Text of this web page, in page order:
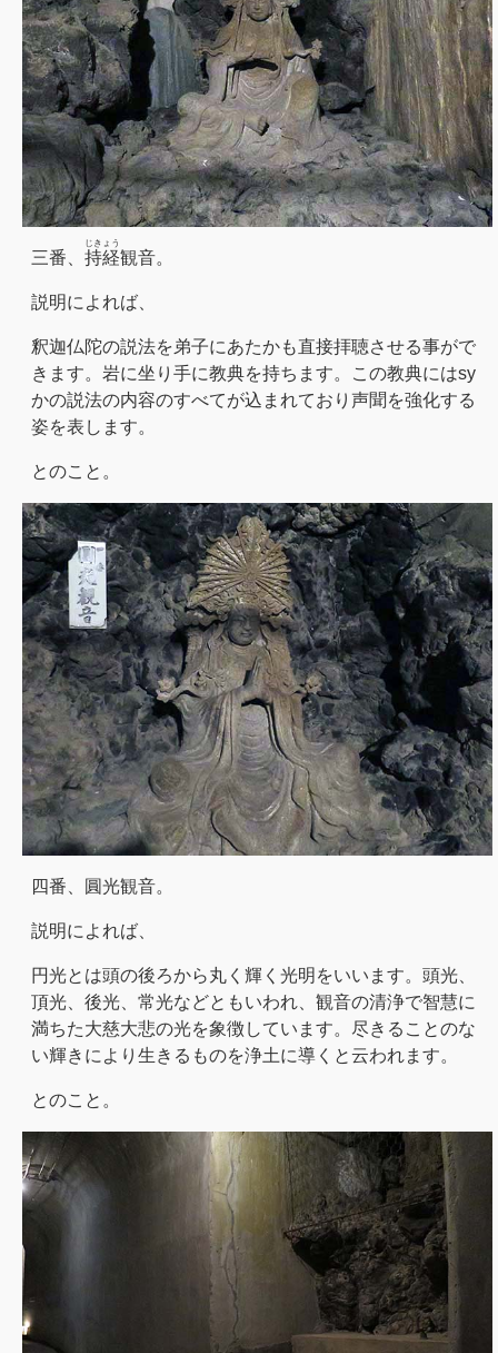
三番、 持経
じきょう
観音。
説明によれば、
釈迦仏陀の説法を弟子にあたかも直接拝聴させる事がで
きます。岩に坐り手に教典を持ちます。この教典にはsy
かの説法の内容のすべてが込まれており声聞を強化する
姿を表します。
とのこと。
四番、圓光観音。
説明によれば、
円光とは頭の後ろから丸く輝く光明をいいます。頭光、
頂光、後光、常光などともいわれ、観音の清浄で智慧に
満ちた大慈大悲の光を象徴しています。尽きることのな
い輝きにより生きるものを浄土に導くと云われます。
とのこと。